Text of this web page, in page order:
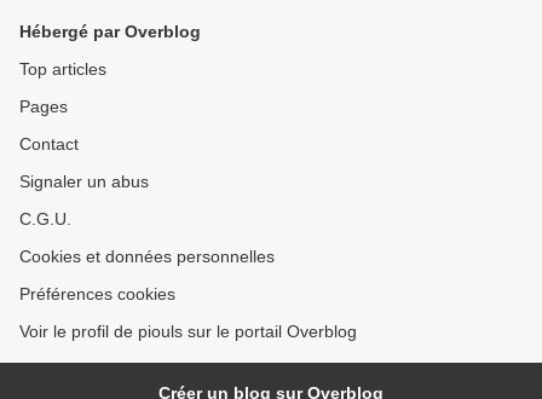
Hébergé par Overblog
Top articles
Pages
Contact
Signaler un abus
C.G.U.
Cookies et données personnelles
Préférences cookies
Voir le profil de piouls sur le portail Overblog
Créer un blog sur Overblog